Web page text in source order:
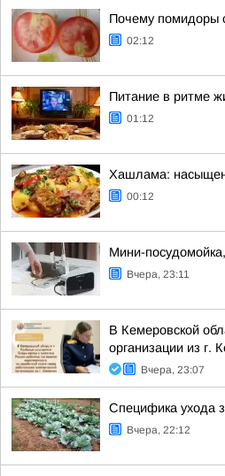
Почему помидоры
02:12
Питание в ритме
01:12
Хашлама:
00:12
Мини-
Вчера, 23:11
В Кемеровской
организации из г.
Вчера, 23:07
Специфика ухода
Вчера, 22:12